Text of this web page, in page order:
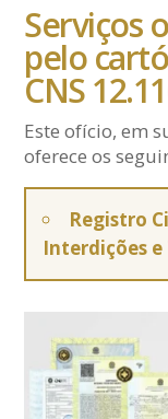
Serviços
pelo
CNS
Este ofício, em
oferece os
Registro
Interdições